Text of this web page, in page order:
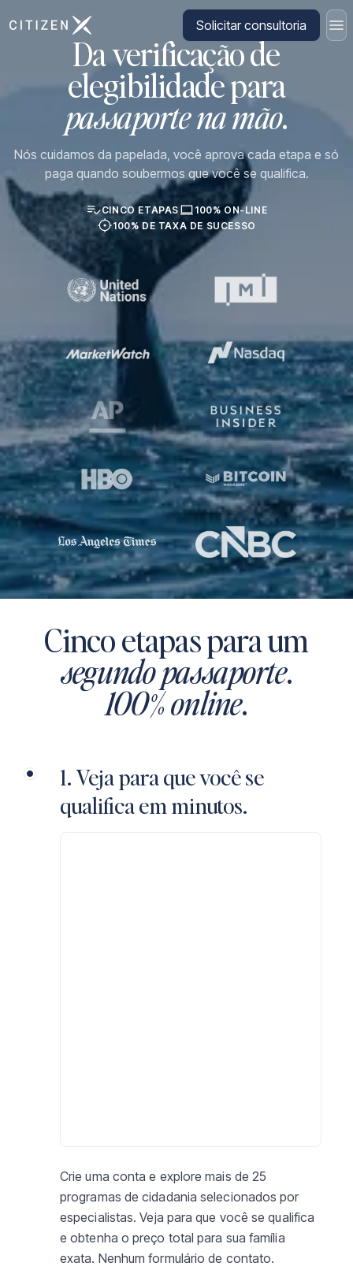
Ir para a página inicial da CitizenX Solicitar consultoria
Da verificação de
elegibilidade para
passaporte na mão.
Nós cuidamos da papelada, você aprova cada etapa e só
paga quando soubermos que você se qualifica.
CINCO ETAPAS
100% ON-LINE
100% DE TAXA DE SUCESSO
Cinco etapas para um
segundo passaporte.
100% online.
1. Veja para que você se
qualifica em minutos.
Saint Kitts
Citizenship
Application
Crie uma conta e explore mais de 25
programas de cidadania selecionados por
especialistas. Veja para que você se qualifica
e obtenha o preço total para sua família
exata. Nenhum formulário de contato.